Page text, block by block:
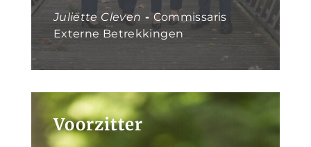
Juliëtte Cleven - Commissaris
Externe Betrekkingen
Voorzitter